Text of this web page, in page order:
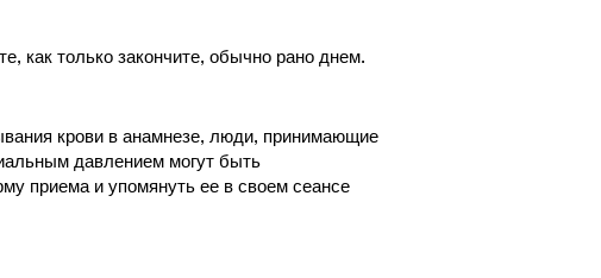
как только закончите, обычно рано днем.
крови в анамнезе, люди, принимающие
давлением могут быть
приема и упомянуть ее в своем сеансе